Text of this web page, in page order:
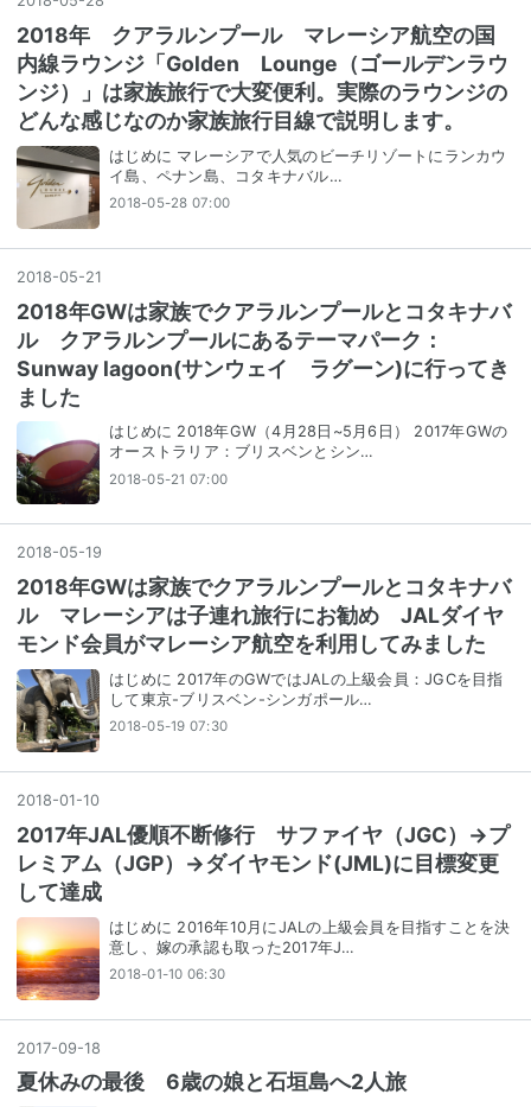
2018年 クアラルンプール マレーシア航空の国
内線ラウンジ「Golden Lounge（ゴールデンラウ
ンジ）」は家族旅行で大変便利。実際のラウンジの
どんな感じなのか家族旅行目線で説明します。
はじめに マレーシアで人気のビーチリゾートにランカウ
イ島、ペナン島、コタキナバル…
2018-05-28 07:00
2018-05-21
2018年GWは家族でクアラルンプールとコタキナバ
ル クアラルンプールにあるテーマパーク：
Sunway lagoon(サンウェイ ラグーン)に行ってき
ました
はじめに 2018年GW（4月28日~5月6日） 2017年GWの
オーストラリア：ブリスベンとシン…
2018-05-21 07:00
2018-05-19
2018年GWは家族でクアラルンプールとコタキナバ
ル マレーシアは子連れ旅行にお勧め JALダイヤ
モンド会員がマレーシア航空を利用してみました
はじめに 2017年のGWではJALの上級会員：JGCを目指
して東京-ブリスベン-シンガポール…
2018-05-19 07:30
2018-01 -10
2017年JAL優順不断修行 サファイヤ（JGC）→プ
レミアム（JGP）→ダイヤモンド(JML)に目標変更
して達成
はじめに 2016年10月にJALの上級会員を目指すことを決
意し、嫁の承認も取った2017年J…
2018-01-10 06:30
2017-09-18
夏休みの最後 6歳の娘と石垣島へ2人旅